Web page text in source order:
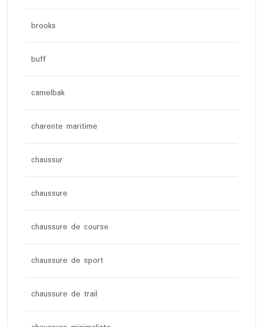
brooks
buff
camelbak
charente maritime
chaussur
chaussure
chaussure de course
chaussure de sport
chaussure de trail